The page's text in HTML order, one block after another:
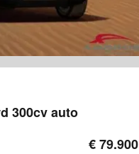
300cv auto
€ 79.900